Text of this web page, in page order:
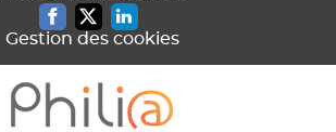
FacebookTwitterLinkedin
Gestion des cookies